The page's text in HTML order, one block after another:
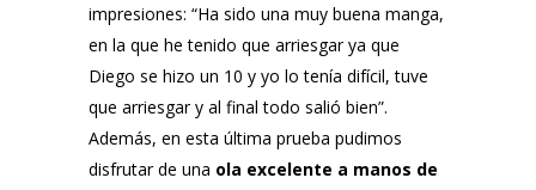
impresiones: “Ha sido una muy buena manga,
en la que he tenido que arriesgar ya que
Diego se hizo un 10 y yo lo tenía difícil, tuve
que arriesgar y al final todo salió bien”.
Además, en esta última prueba pudimos
disfrutar de una ola excelente a manos de